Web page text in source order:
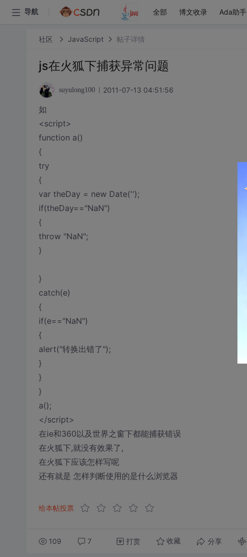
导航 全部 博文收录 Ada助手
社区 JavaScript 帖子详情
js在火狐下捕获异常问题
suyulong100 2011-07-13 04:51:56
如
<script>
function a()
{
try
{
var theDay = new Date('');
if(theDay=="NaN")
{
throw "NaN";
}
}
catch(e)
{
if(e=="NaN")
{
alert("转换出错了");
}
}
}
a();
</script>
在ie和360以及世界之窗下都能捕获错误
在火狐下,就没有效果了,
在火狐下应该怎样写呢
还有就是 怎样判断使用的是什么浏览器
给本帖投票
109 7 打赏 收藏 分享